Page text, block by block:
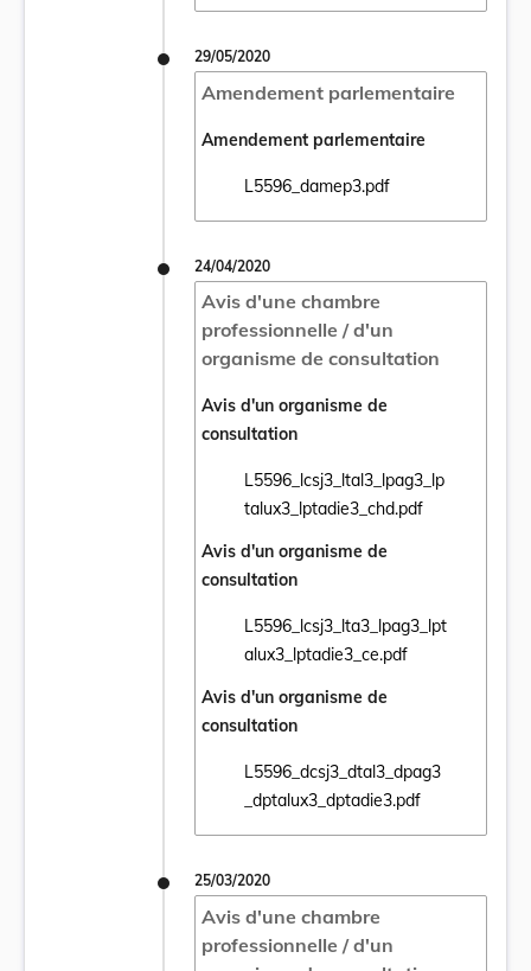
29/05/2020
Amendement parlementaire
Amendement parlementaire
L5596_damep3.pdf
Ouvrir le document L5596_damep3.pdf
24/04/2020
Avis d'une chambre
professionnelle / d'un
organisme de consultation
Avis d'un organisme de
consultation
L5596_lcsj3_ltal3_lpag3_lp
talux3_lptadie3_chd.pdf
Ouvrir le document
Avis d'un organisme de
consultation
L5596_lcsj3_lta3_lpag3_lpt
alux3_lptadie3_ce.pdf
Ouvrir le document
Avis d'un organisme de
consultation
L5596_dcsj3_dtal3_dpag3
_dptalux3_dptadie3.pdf
Ouvrir le document
25/03/2020
Avis d'une chambre
professionnelle / d'un